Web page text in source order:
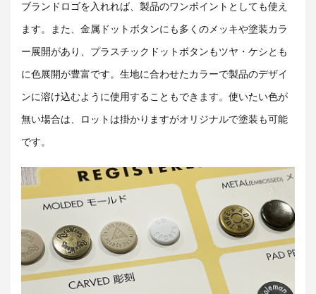
ブランドロゴを入れれば、製品のワンポイントとしても使え
ます。また、金属ドットボタンにも多くのメッキや塗装カラ
ー展開があり、プラスチックドットボタンもツヤ・ケシとも
に色展開が豊富です。生地に合わせたカラーで製品のデザイ
ンに溶け込むように使用することもできます。使いたい色が
無い場合は、ロットは掛かりますがオリジナルで塗装も可能
です。